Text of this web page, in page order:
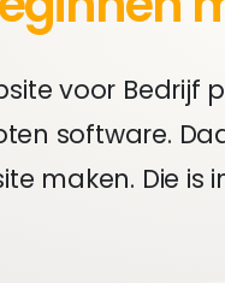
voor Bedrijf
software.
maken. Die is